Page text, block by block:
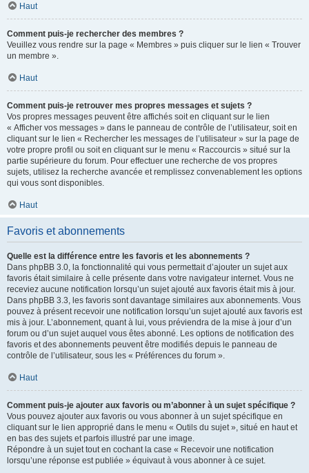
Haut
Comment puis-je rechercher des membres ?
Veuillez vous rendre sur la page « Membres » puis cliquer sur le lien « Trouver
un membre ».
Haut
Comment puis-je retrouver mes propres messages et sujets ?
Vos propres messages peuvent être affichés soit en cliquant sur le lien
« Afficher vos messages » dans le panneau de contrôle de l’utilisateur, soit en
cliquant sur le lien « Rechercher les messages de l’utilisateur » sur la page de
votre propre profil ou soit en cliquant sur le menu « Raccourcis » situé sur la
partie supérieure du forum. Pour effectuer une recherche de vos propres
sujets, utilisez la recherche avancée et remplissez convenablement les options
qui vous sont disponibles.
Haut
Favoris et abonnements
Quelle est la différence entre les favoris et les abonnements ?
Dans phpBB 3.0, la fonctionnalité qui vous permettait d’ajouter un sujet aux
favoris était similaire à celle présente dans votre navigateur internet. Vous ne
receviez aucune notification lorsqu’un sujet ajouté aux favoris était mis à jour.
Dans phpBB 3.3, les favoris sont davantage similaires aux abonnements. Vous
pouvez à présent recevoir une notification lorsqu’un sujet ajouté aux favoris est
mis à jour. L’abonnement, quant à lui, vous préviendra de la mise à jour d’un
forum ou d’un sujet auquel vous êtes abonné. Les options de notification des
favoris et des abonnements peuvent être modifiés depuis le panneau de
contrôle de l’utilisateur, sous les « Préférences du forum ».
Haut
Comment puis-je ajouter aux favoris ou m’abonner à un sujet spécifique ?
Vous pouvez ajouter aux favoris ou vous abonner à un sujet spécifique en
cliquant sur le lien approprié dans le menu « Outils du sujet », situé en haut et
en bas des sujets et parfois illustré par une image.
Répondre à un sujet tout en cochant la case « Recevoir une notification
lorsqu’une réponse est publiée » équivaut à vous abonner à ce sujet.